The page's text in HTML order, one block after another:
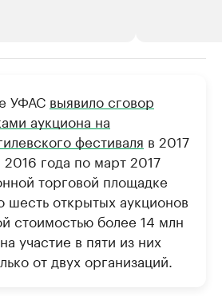
и
продукции
в каталоге
Страховые
Посмотрите в
УФАС выявило сговор
аукциона на
фестиваля в 2017
года по март 2017
торговой площадке
шесть открытых аукционов
стоимостью более 14 млн
участие в пяти из них
от двух организаций.